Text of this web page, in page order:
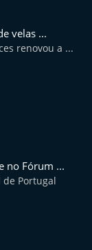
velas ...
renovou a ...
no Fórum ...
de Portugal